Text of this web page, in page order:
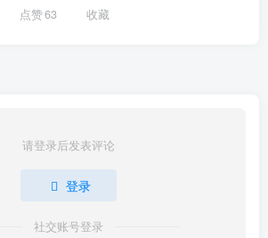
点赞63 收藏
请登录后发表评论
登录
社交账号登录